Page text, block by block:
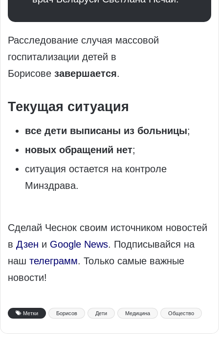
Расследование случая массовой
госпитализации детей в
Борисове завершается.
Текущая ситуация
все дети выписаны из больницы;
новых обращений нет;
ситуация остается на контроле
Минздрава.
Сделай Чеснок своим источником новостей
в Дзен и Google News. Подписывайся на
наш телеграмм. Только самые важные
новости!
Метки Борисов Дети Медицина Общество